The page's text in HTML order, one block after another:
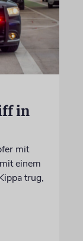
in
mit
einem
trug,